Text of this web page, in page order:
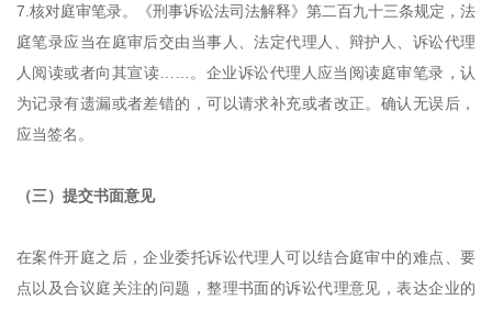
7.核对庭审笔录。 《刑事诉讼法司法解释》 第二百九十三条规定，法
庭笔录应当在庭审后交由当事人、法定代理人、辩护人、诉讼代理
人阅读或者向其宣读 ……。企业诉讼代理人应当阅读庭审笔录，认
为记录有遗漏或者差错的，可以请求补充或者改正。确认无误后，
应当签名。
（三）提交书面意见
在案件开庭之后，企业委托诉讼代理人可以结合庭审中的难点、要
点以及合议庭关注的问题，整理书面的诉讼代理意见，表达企业的